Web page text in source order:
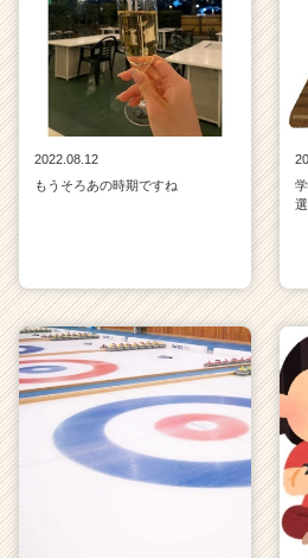
2022.08.12
もうそろあの時期ですね